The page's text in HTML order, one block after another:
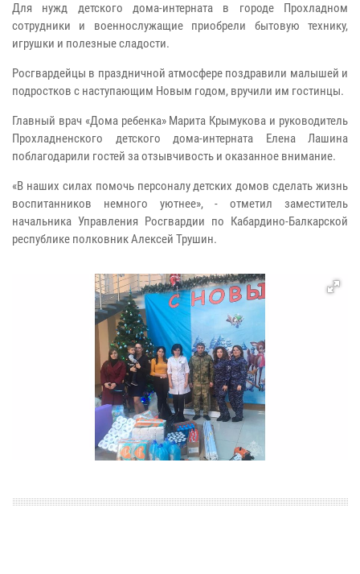
Для нужд детского дома-интерната в городе Прохладном
сотрудники и военнослужащие приобрели бытовую технику,
игрушки и полезные сладости.
Росгвардейцы в праздничной атмосфере поздравили малышей и
подростков с наступающим Новым годом, вручили им гостинцы.
Главный врач «Дома ребенка» Марита Крымукова и руководитель
Прохладненского детского дома-интерната Елена Лашина
поблагодарили гостей за отзывчивость и оказанное внимание.
«В наших силах помочь персоналу детских домов сделать жизнь
воспитанников немного уютнее», - отметил заместитель
начальника Управления Росгвардии по Кабардино-Балкарской
республике полковник Алексей Трушин.